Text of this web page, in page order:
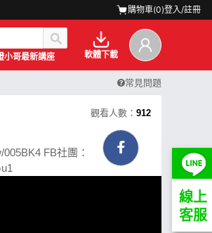
購物車(0)登入/註冊
小哥最新講座 軟體下載
常見問題
線上
客服
觀看人數： 912
FB社團：